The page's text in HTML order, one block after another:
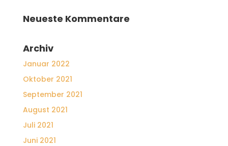
Neueste Kommentare
Archiv
Januar 2022
Oktober 2021
September 2021
August 2021
Juli 2021
Juni 2021